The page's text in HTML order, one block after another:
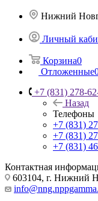
Нижний
Личный
Корзина0
Отложенные
+7 (831) 278-
Назад
Телефоны
+7 (831)
+7 (831)
+7 (831)
Контактная
603104, г. Нижний